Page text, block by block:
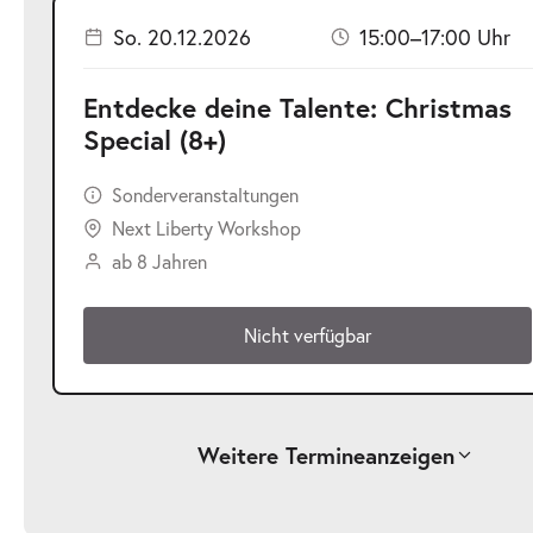
So. 20.12.2026 15:00–17:00 Uhr
Entdecke deine Talente: Christmas
Special (8+)
Sonderveranstaltungen
Next Liberty Workshop
ab 8 Jahren
Nicht verfügbar
Weitere Termineanzeigen